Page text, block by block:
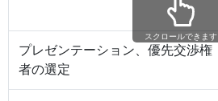
プレゼンテーション、優先交渉権
者の選定
スクロールできます